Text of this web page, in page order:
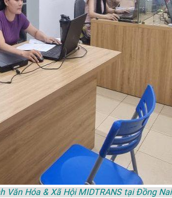
Văn Hóa & Xã Hội MIDTRANS tại Đồng Nai